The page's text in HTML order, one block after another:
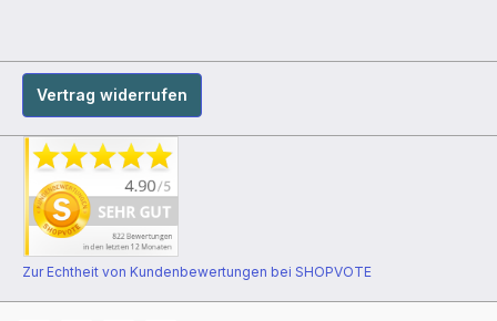
Vertrag widerrufen
Zur Echtheit von Kundenbewertungen bei SHOPVOTE